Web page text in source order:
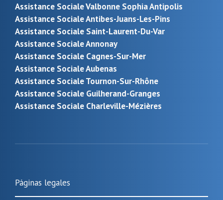
Assistance Sociale Valbonne Sophia Antipolis
Assistance Sociale Antibes-Juans-Les-Pins
Assistance Sociale Saint-Laurent-Du-Var
Assistance Sociale Annonay
Assistance Sociale Cagnes-Sur-Mer
Assistance Sociale Aubenas
Assistance Sociale Tournon-Sur-Rhône
Assistance Sociale Guilherand-Granges
Assistance Sociale Charleville-Mézières
Páginas legales